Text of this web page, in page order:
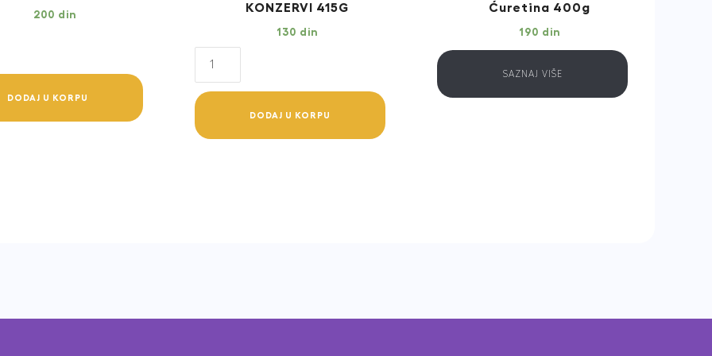
200 din
DODAJ U KORPU
KONZERVI 415G
130 din
ADULT
KOMADIĆI
DODAJ U KORPU
Ćuretina 400g
190 din
SAZNAJ VIŠE